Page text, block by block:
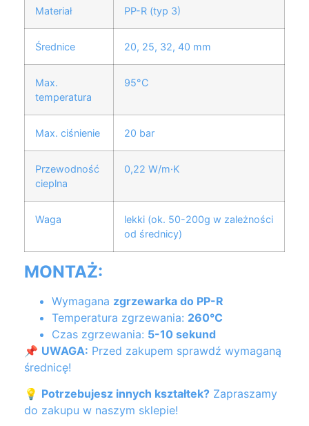
Materiał PP-R (typ 3)
Średnice 20, 25, 32, 40 mm
Max.
temperatura
95°C
Max. ciśnienie 20 bar
Przewodność
cieplna
0,22 W/m·K
Waga
lekki (ok. 50-200g w zależności
od średnicy)
MONTAŻ:
Wymagana zgrzewarka do PP-R
Temperatura zgrzewania: 260°C
Czas zgrzewania: 5-10 sekund
📌 UWAGA: Przed zakupem sprawdź wymaganą
średnicę!
💡 Potrzebujesz innych kształtek? Zapraszamy
do zakupu w naszym sklepie!